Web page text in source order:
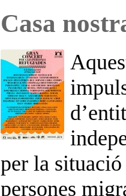
Casa
per la
persones